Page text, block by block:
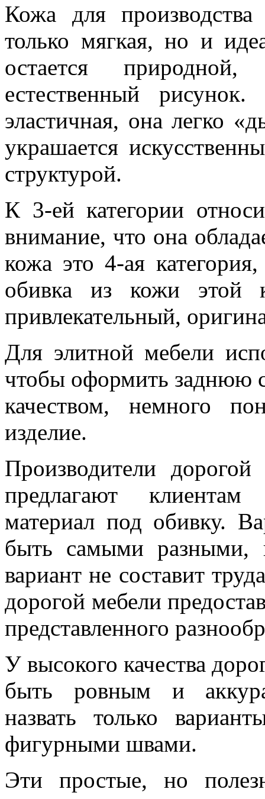
Кожа для
только мягкая, но и
остается
естественный
эластичная, она легко
украшается
структурой.
К 3-ей категории
внимание, что она
кожа это 4-ая
обивка из кожи этой
привлекательный,
Для элитной мебели
чтобы оформить заднюю
качеством, немного
изделие.
Производители
предлагают клиентам
материал под обивку.
быть самыми разными,
вариант не составит
дорогой мебели
представленного
У высокого качества
быть ровным и
назвать только
фигурными швами.
Эти простые, но